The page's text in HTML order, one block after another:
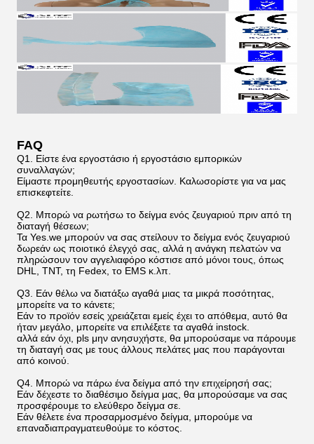
FAQ
Q1. Είστε ένα εργοστάσιο ή εργοστάσιο εμπορικών
συναλλαγών;
Είμαστε προμηθευτής εργοστασίων. Καλωσορίστε για να μας
επισκεφτείτε.
Q2. Μπορώ να ρωτήσω το δείγμα ενός ζευγαριού πριν από τη
διαταγή θέσεων;
Τα Yes.we μπορούν να σας στείλουν το δείγμα ενός ζευγαριού
δωρεάν ως ποιοτικό έλεγχό σας, αλλά η ανάγκη πελατών να
πληρώσουν τον αγγελιαφόρο κόστισε από μόνοι τους, όπως
DHL, TNT, τη Fedex, το EMS κ.λπ.
Q3. Εάν θέλω να διατάξω αγαθά μιας τα μικρά ποσότητας,
μπορείτε να το κάνετε;
Εάν το προϊόν εσείς χρειάζεται εμείς έχει το απόθεμα, αυτό θα
ήταν μεγάλο, μπορείτε να επιλέξετε τα αγαθά instock.
αλλά εάν όχι, pls μην ανησυχήστε, θα μπορούσαμε να πάρουμε
τη διαταγή σας με τους άλλους πελάτες μας που παράγονται
από κοινού.
Q4. Μπορώ να πάρω ένα δείγμα από την επιχείρησή σας;
Εάν δέχεστε το διαθέσιμο δείγμα μας, θα μπορούσαμε να σας
προσφέρουμε το ελεύθερο δείγμα σε.
Εάν θέλετε ένα προσαρμοσμένο δείγμα, μπορούμε να
επαναδιαπραγματευθούμε το κόστος.